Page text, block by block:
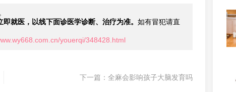
就医，以线下面诊医学诊断、治疗为准。 如有冒犯请直
youerqi/348428.html
下一篇： 全麻会影响孩子大脑发育吗